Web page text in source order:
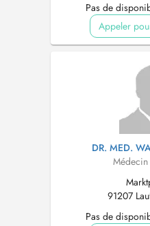
Pas de
Appeler
DR. MED.
91207
Pas de